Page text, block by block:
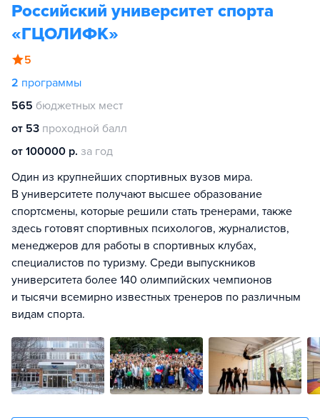
Российский университет спорта
«ГЦОЛИФК»
5
2 программы
565 бюджетных мест
от 53 проходной балл
от 100000 р. за год
Один из крупнейших спортивных вузов мира.
В университете получают высшее образование
спортсмены, которые решили стать тренерами, также
здесь готовят спортивных психологов, журналистов,
менеджеров для работы в спортивных клубах,
специалистов по туризму. Среди выпускников
университета более 140 олимпийских чемпионов
и тысячи всемирно известных тренеров по различным
видам спорта.